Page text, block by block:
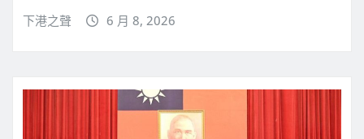
下港之聲 6 月 8, 2026